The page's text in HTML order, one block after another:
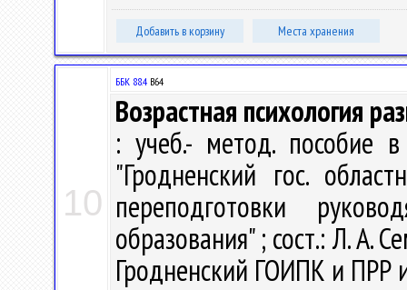
Добавить в корзину Места хранения
10
ББК 88.4 В64
Возрастная психология
: учеб.- метод. пособие
"Гродненский гос.
переподготовки
образования" ; сост.: Л. А.
Гродненский ГОИПК и ПРР